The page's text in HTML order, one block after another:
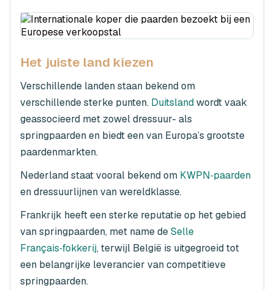
Het juiste land kiezen
Verschillende landen staan bekend om
verschillende sterke punten. Duitslandwordt vaak
geassocieerd met zowel dressuur- als
springpaarden en biedt een van Europa’s grootste
paardenmarkten.
Nederland staat vooral bekend om KWPN‑paarden
en dressuurlijnen van wereldklasse.
Frankrijk heeft een sterke reputatie op het gebied
van springpaarden, met name deSelle
Français‑fokkerij, terwijl België is uitgegroeid tot
een belangrijke leverancier van competitieve
springpaarden.